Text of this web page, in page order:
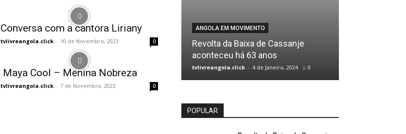
Conversa com a cantora Liriany
tvlivreangola.click - 10 de Novembro, 2023 0
Maya Cool – Menina Nobreza
tvlivreangola.click - 7 de Novembro, 2023 0
ANGOLA EM MOVIMENTO
Revolta da Baixa de Cassanje
aconteceu há 63 anos
tvlivreangola.click - 4 de Janeiro, 2024 0
POPULAR